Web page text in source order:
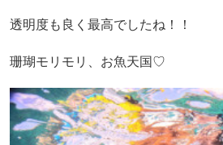
透明度も良く最高でしたね！！
珊瑚モリモリ、お魚天国♡